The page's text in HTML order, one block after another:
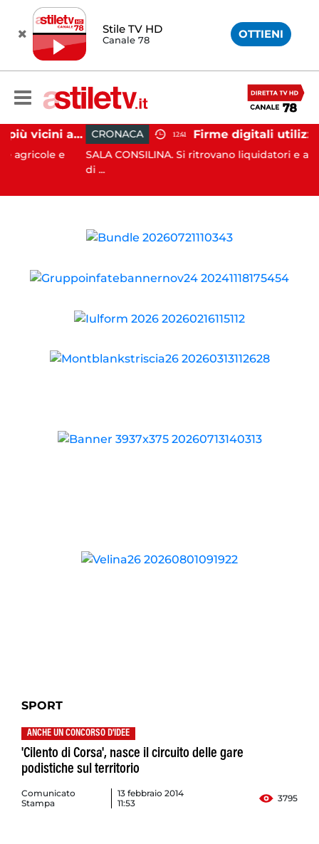
Stile TV HD
Canale 78 OTTIENI
Cinghiali sempre più vicini all'uomo: nel Cilento una famigliola arriva fino alla spiaggia
e
CRONACA 12:41
SALA CONSILINA. Si ritrovano liquidatori e
SPORT
ANCHE UN CONCORSO D'IDEE
'Cilento di Corsa', nasce il circuito delle gare
podistiche sul territorio
Comunicato
Stampa
13 febbraio 2014
11:53
3795